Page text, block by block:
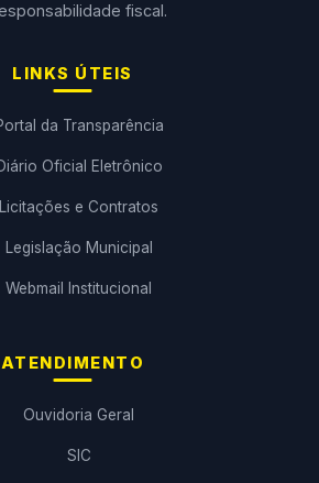
fiscal.
LINKS ÚTEIS
da Transparência
Oficial Eletrônico
Licitações e Contratos
Legislação Municipal
Webmail Institucional
ATENDIMENTO
Ouvidoria Geral
SIC